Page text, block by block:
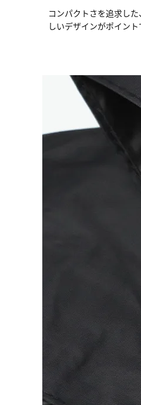
コンパクトさを追求し
しいデザインがポイン